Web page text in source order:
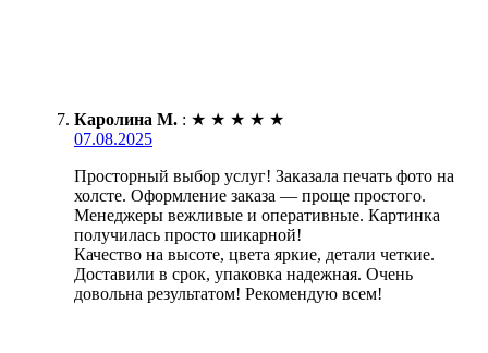
Каролина М. : ★ ★ ★ ★ ★
07.08.2025
Просторный выбор услуг! Заказала печать фото на
холсте. Оформление заказа — проще простого.
Менеджеры вежливые и оперативные. Картинка
получилась просто шикарной!
Качество на высоте, цвета яркие, детали четкие.
Доставили в срок, упаковка надежная. Очень
довольна результатом! Рекомендую всем!